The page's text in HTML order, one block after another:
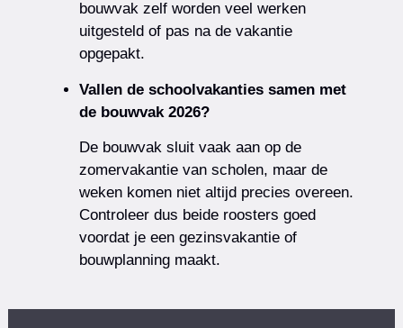
bouwvak zelf worden veel werken
uitgesteld of pas na de vakantie
opgepakt.
Vallen de schoolvakanties samen met
de bouwvak 2026?
De bouwvak sluit vaak aan op de
zomervakantie van scholen, maar de
weken komen niet altijd precies overeen.
Controleer dus beide roosters goed
voordat je een gezinsvakantie of
bouwplanning maakt.